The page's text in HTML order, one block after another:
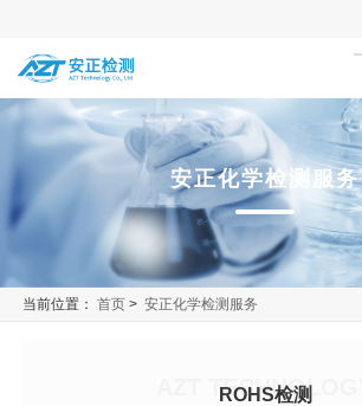
安正化学检测服务
当前位置：首页 >安正化学检测服务
AZT TECHNOLOGY
ROHS检测